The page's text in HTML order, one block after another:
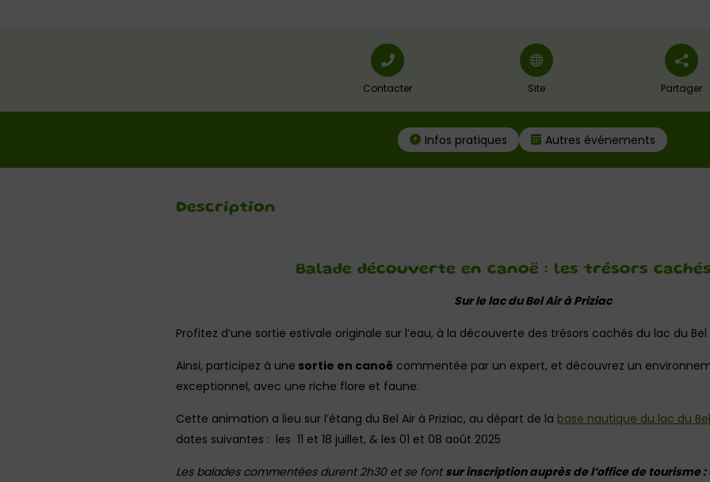
Contacter Site Partager
Infos pratiques Autres événements
Description
Balade découverte en canoë : les trésors
Sur le lac du Bel Air à Priziac
Profitez d’une sortie estivale originale sur l’eau, à la découverte des trésors cachés du lac du Bel
Ainsi, participez à une sortie en canoë commentée par un expert, et découvrez un
exceptionnel, avec une riche flore et faune.
Cette animation a lieu sur l’étang du Bel Air à Priziac, au départ de la base nautique du lac du
dates suivantes : les 11 et 18 juillet, & les 01 et 08 août 2025
Les balades commentées durent 2h30 et se fontsur inscription auprès de l’office de tourisme :